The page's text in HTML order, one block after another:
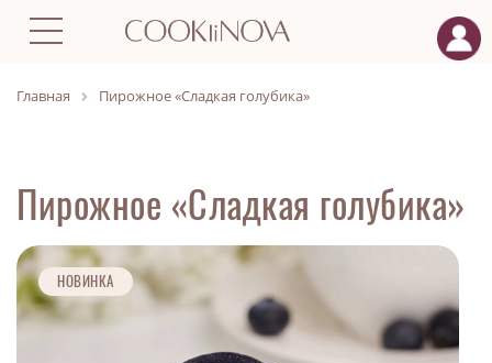
Главная Пирожное «Сладкая голубика»
Пирожное «Сладкая голубика»
НОВИНКА